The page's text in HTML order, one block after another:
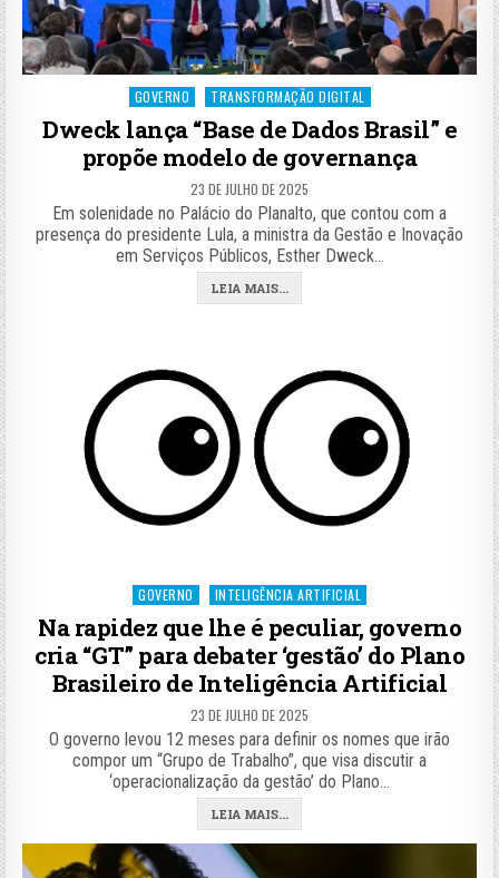
Posted
in
GOVERNO TRANSFORMAÇÃO DIGITAL
Dweck lança “Base de Dados Brasil” e
propõe modelo de governança
23 DE JULHO DE 2025
Em solenidade no Palácio do Planalto, que contou com a
presença do presidente Lula, a ministra da Gestão e Inovação
em Serviços Públicos, Esther Dweck…
LEIA MAIS...
Posted
GOVERNO INTELIGÊNCIA ARTIFICIAL
Na rapidez que lhe é peculiar, governo
cria “GT” para debater ‘gestão’ do Plano
Brasileiro de Inteligência Artificial
23 DE JULHO DE 2025
O governo levou 12 meses para definir os nomes que irão
compor um “Grupo de Trabalho”, que visa discutir a
‘operacionalização da gestão’ do Plano…
LEIA MAIS...